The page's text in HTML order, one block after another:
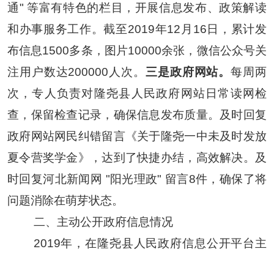
通" 等富有特色的栏目，开展信息发布、政策解读
和办事服务工作。截至2019年12月16日 ，累计发
布信息1500多条 ， 图片10000余张 ，微信公众号关
注用户数达200000人次。 三是政府网站。每周两
次，专人负责对隆尧县人民政府网站日常读网检
查，保留检查记录，确保信息发布质量。及时回复
政府网站网民纠错留言《关于隆尧一中未及时发放
夏令营奖学金》，达到了快捷办结，高效解决。及
时回复河北新闻网 "阳光理政" 留言8件，确保了将
问题消除在萌芽状态。
二、主动公开政府信息情况
2019年，在隆尧县人民政府信息公开平台主